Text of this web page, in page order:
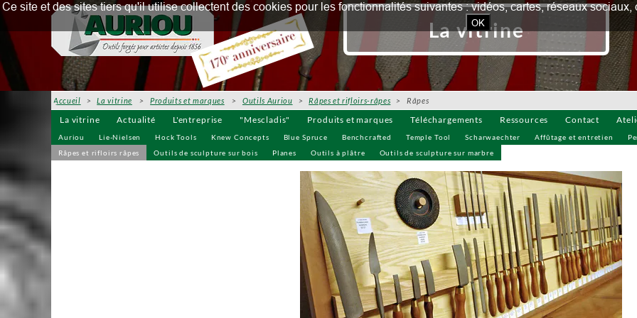
La vitrine Actualité L'entreprise "Mescladis" Produits et marques Téléchargements Ressources Contact
Auriou Lie-Nielsen Hock Tools Knew Concepts Blue Spruce Benchcrafted Temple Tool Scharwaechter Affûtage et entretien
Râpes et rifloirs râpes
Outils de sculpture sur bois Planes Outils à plâtre Outils de sculpture sur marbre
La vitrine
Accueil >La vitrine >Produits et marques > Outils Auriou >Râpes et rifloirs-râpes > Râpes
Ce site et des sites tiers qu'il utilise collectent des cookies pour les fonctionnalités suivantes : vidéos, cartes, réseaux
OK